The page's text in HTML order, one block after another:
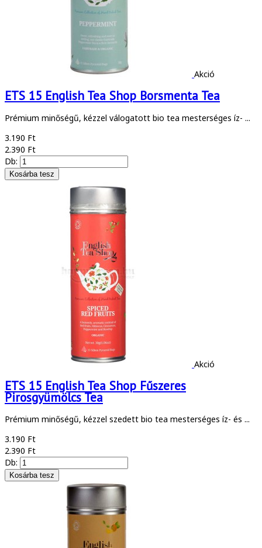
Akció
ETS 15 English Tea Shop Borsmenta Tea
Prémium minőségű, kézzel válogatott bio tea mesterséges íz- ...
3.190 Ft
2.390 Ft
Db:
Akció
ETS 15 English Tea Shop Fűszeres
Pirosgyümölcs Tea
Prémium minőségű, kézzel szedett bio tea mesterséges íz- és ...
3.190 Ft
2.390 Ft
Db: